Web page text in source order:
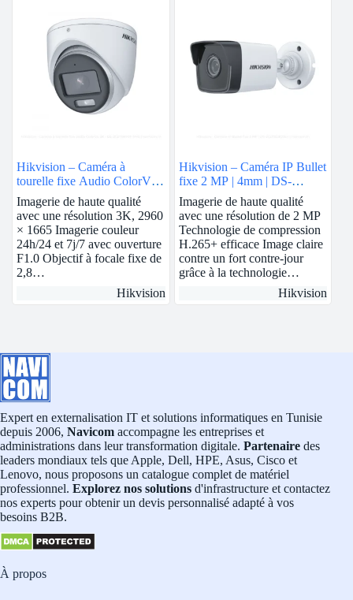
Hikvision – Caméra à
tourelle fixe Audio ColorVu
3K | DS-2CE70KF0T-MFS
Imagerie de haute qualité
avec une résolution 3K, 2960
× 1665 Imagerie couleur
24h/24 et 7j/7 avec ouverture
F1.0 Objectif à focale fixe de
2,8…
Hikvision
Hikvision – Caméra IP Bullet
fixe 2 MP | 4mm | DS-
2CD1023G0E-I
Imagerie de haute qualité
avec une résolution de 2 MP
Technologie de compression
H.265+ efficace Image claire
contre un fort contre-jour
grâce à la technologie…
Hikvision
Expert en externalisation IT et solutions informatiques en Tunisie
depuis 2006, Navicom accompagne les entreprises et
administrations dans leur transformation digitale. Partenaire des
leaders mondiaux tels que Apple, Dell, HPE, Asus, Cisco et
Lenovo, nous proposons un catalogue complet de matériel
professionnel. Explorez nos solutions d'infrastructure et contactez
nos experts pour obtenir un devis personnalisé adapté à vos
besoins B2B.
À propos